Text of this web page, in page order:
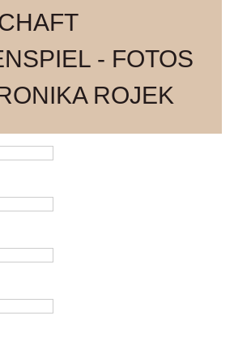
- FOTOS
ROJEK